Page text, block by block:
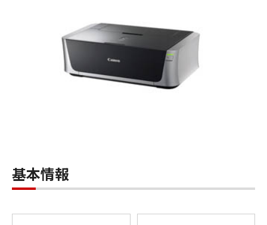
基本情報